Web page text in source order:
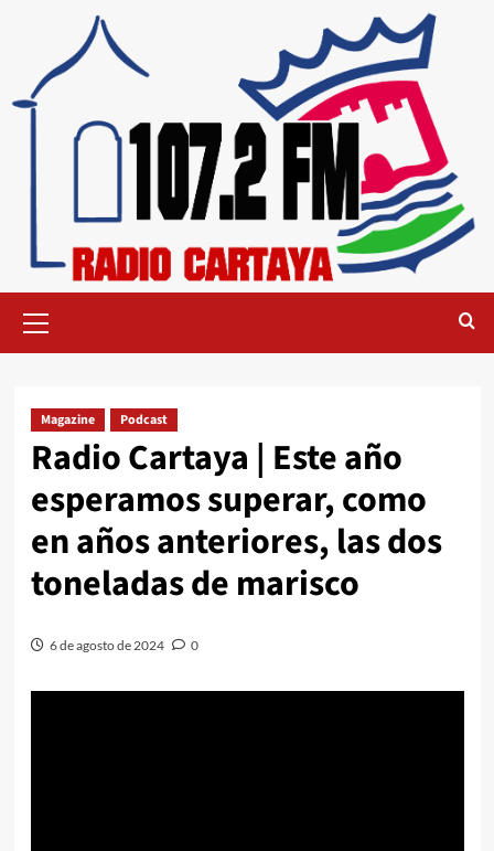
Magazine Podcast
Radio Cartaya | Este año
esperamos superar, como
en años anteriores, las dos
toneladas de marisco
6 de agosto de 2024 0